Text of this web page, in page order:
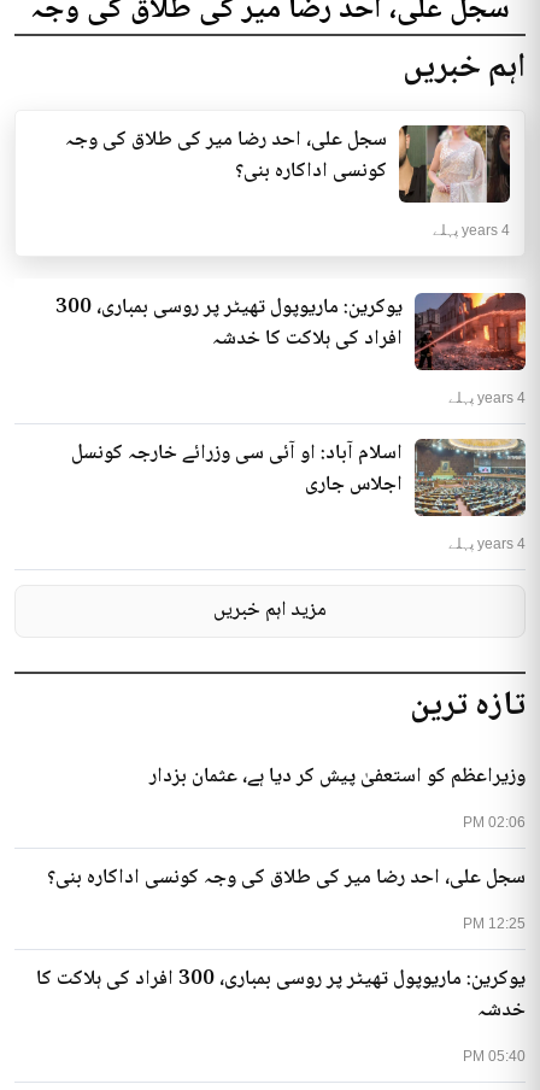
تازہ ترین
02:06 PM
وزیراعظم کو استعفیٰ پیش کر دیا ہے، عثمان بزدار
12:25 PM
سجل علی، احد رضا میر کی طلاق کی وجہ کونسی اداکارہ بنی؟
05:40 PM
یوکرین: ماریوپول تھیٹر پر روسی بمباری، 300 افراد کی ہلاکت کا
خدشہ
کونسی اداکارہ بنی؟
میں اُن کی جانب سے سجل علی...
فن و فنکار | 4 years پہلے
اہم خبریں
سجل علی، احد رضا میر کی طلاق کی وجہ
کونسی اداکارہ بنی؟
4 years پہلے
یوکرین: ماریوپول تھیٹر پر روسی بمباری، 300
افراد کی ہلاکت کا خدشہ
4 years پہلے
اسلام آباد: او آئی سی وزرائے خارجہ کونسل
اجلاس جاری
4 years پہلے
مزید اہم خبریں